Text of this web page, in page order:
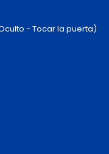
- Tocar la puerta)